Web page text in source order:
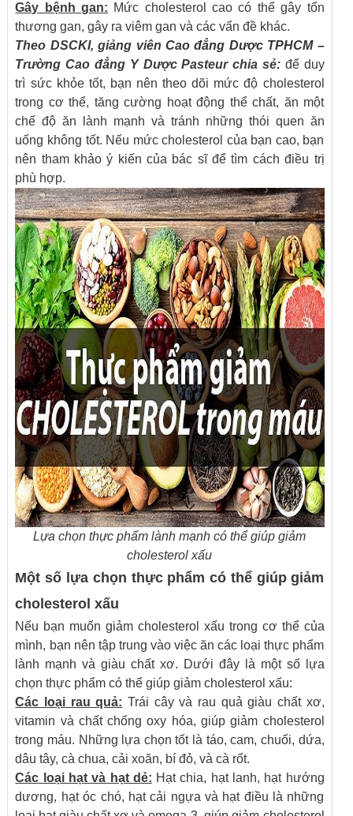
Gây bệnh gan: Mức cholesterol cao có thể gây tổn
thương gan, gây ra viêm gan và các vấn đề khác.
Theo DSCKI, giảng viên Cao đẳng Dược TPHCM–
Trường Cao đẳng Y Dược Pasteur chia sẻ:để duy
trì sức khỏe tốt, bạn nên theo dõi mức độ cholesterol
trong cơ thể, tăng cường hoạt động thể chất, ăn một
chế độ ăn lành mạnh và tránh những thói quen ăn
uống không tốt. Nếu mức cholesterol của bạn cao, bạn
nên tham khảo ý kiến của bác sĩ để tìm cách điều trị
phù hợp.
Lựa chọn thực phẩm lành mạnh có thể giúp giảm
cholesterol xấu
Một số lựa chọn thực phẩm có thể giúp giảm
cholesterol xấu
Nếu bạn muốn giảm cholesterol xấu trong cơ thể của
mình, bạn nên tập trung vào việc ăn các loại thực phẩm
lành mạnh và giàu chất xơ. Dưới đây là một số lựa
chọn thực phẩm có thể giúp giảm cholesterol xấu:
Các loại rau quả: Trái cây và rau quả giàu chất xơ,
vitamin và chất chống oxy hóa, giúp giảm cholesterol
trong máu. Những lựa chọn tốt là táo, cam, chuối, dứa,
dâu tây, cà chua, cải xoăn, bí đỏ, và cà rốt.
Các loại hạt và hạt dẻ: Hạt chia, hạt lanh, hạt hướng
dương, hạt óc chó, hạt cải ngựa và hạt điều là những